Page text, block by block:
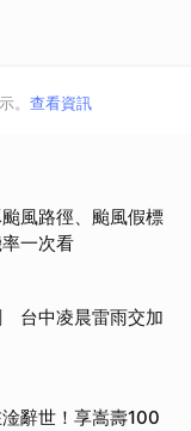
。 查看資訊
風路徑、颱風假標
一次看
台中凌晨雷雨交加
辭世！享嵩壽100